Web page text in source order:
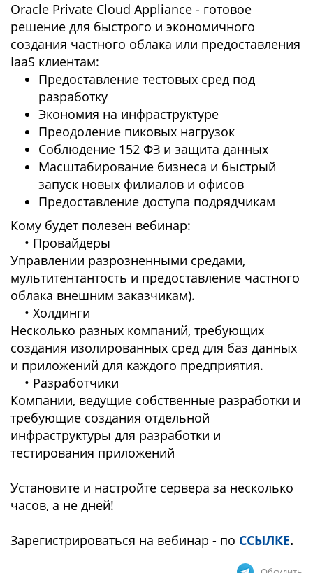
Oracle Private Cloud Appliance - готовое
решение для быстрого и экономичного
создания частного облака или предоставления
IaaS клиентам:
Предоставление тестовых сред под
разработку
Экономия на инфраструктуре
Преодоление пиковых нагрузок
Соблюдение 152 ФЗ и защита данных
Масштабирование бизнеса и быстрый
запуск новых филиалов и офисов
Предоставление доступа подрядчикам
Кому будет полезен вебинар:
• Провайдеры
Управлении разрозненными средами,
мультитентантость и предоставление частного
облака внешним заказчикам).
• Холдинги
Несколько разных компаний, требующих
создания изолированных сред для баз данных
и приложений для каждого предприятия.
• Разработчики
Компании, ведущие собственные разработки и
требующие создания отдельной
инфраструктуры для разработки и
тестирования приложений
Установите и настройте сервера за несколько
часов, а не дней!
Зарегистрироваться на вебинар - по ССЫЛКЕ.